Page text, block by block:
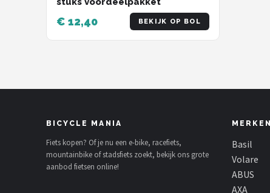
€ 12,40 BEKIJK OP BOL
BICYCLE MANIA
Fiets kopen? Of je nu een e-bike, racefiets,
mountainbike of stadsfiets zoekt, bekijk ons grote
aanbod fietsen online!
MERKEN
Basil
Volare
ABUS
AXA